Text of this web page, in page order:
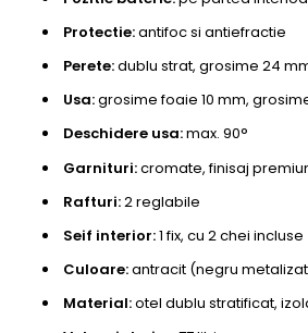
Protectie:antifoc si antiefractie
Perete:dublu strat, grosime 24
Usa:grosime foaie 10 mm,
Deschidere usa:max. 90°
Garnituri:cromate, finisaj
Rafturi:2 reglabile
Seif interior:1 fix, cu 2 chei incluse
Culoare:antracit (negru
Material:otel dublu stratificat,